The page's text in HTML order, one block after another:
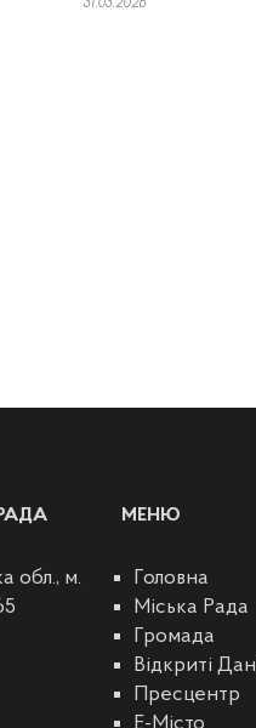
31.03.2026
обл., м.
МЕНЮ
Головна
Міська Рада
Громада
Відкриті
Пресцентр